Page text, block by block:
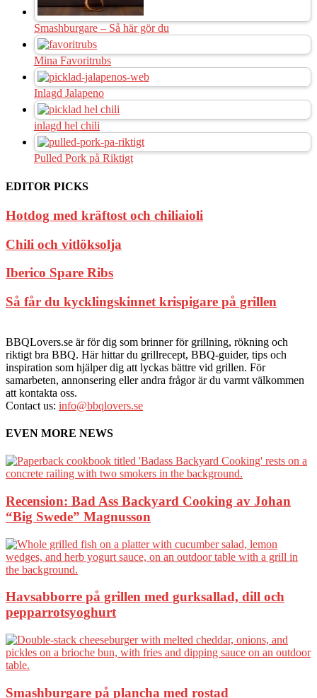
Smashburgare – Så här gör du
Mina Favoritrubs
Inlagd Jalapeno
inlagd hel chili
Pulled Pork på Riktigt
EDITOR PICKS
Hotdog med kräftost och chiliaioli
Chili och vitlöksolja
Iberico Spare Ribs
Så får du kycklingskinnet krispigare på grillen
BBQLovers.se är för dig som brinner för grillning, rökning och
riktigt bra BBQ. Här hittar du grillrecept, BBQ-guider, tips och
inspiration som hjälper dig att lyckas bättre vid grillen. För
samarbeten, annonsering eller andra frågor är du varmt välkommen
att kontakta oss.
Contact us: info@bbqlovers.se
EVEN MORE NEWS
Recension: Bad Ass Backyard Cooking av Johan
“Big Swede” Magnusson
Havsabborre på grillen med gurksallad, dill och
pepparrotsyoghurt
Smashburgare på plancha med rostad